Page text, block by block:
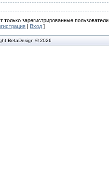
зарегистрированные пользователи.
| Вход ]
BetaDesign © 2026